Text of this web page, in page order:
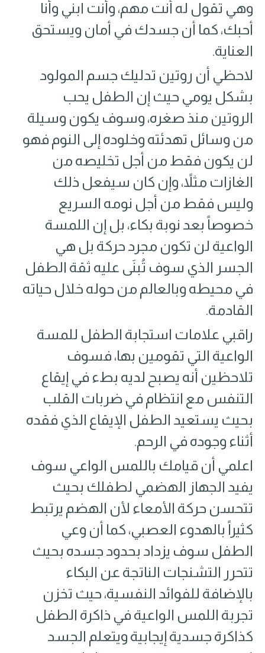
وهي تقول له أنت مهم، وأنت ابني وأنا
أحبك، كما أن جسدك في أمان ويستحق
العناية.
لاحظي أن روتين تدليك جسم المولود
بشكل يومي حيث إن الطفل يحب
الروتين منذ صغره، وسوف يكون وسيلة
من وسائل تهدئته وخلوده إلى النوم فهو
لن يكون فقط من أجل تخليصه من
الغازات مثلاً، وإن كان سيفعل ذلك
وليس فقط من أجل نومه السريع
خصوصاً بعد نوبة بكاء، بل إن اللمسة
الواعية لن تكون مجرد حركة بل هي
الجسر الذي سوف تُبنَى عليه ثقة الطفل
في محيطه وبالعالم من حوله خلال حياته
القادمة.
راقبي علامات استجابة الطفل للمسة
الواعية التي تقومين بها، فسوف
تلاحظين أنه يصبح لديه بطء في إيقاع
التنفس مع انتظام في ضربات القلب
بحيث يستعيد الطفل الإيقاع الذي فقده
أثناء وجوده في الرحم.
اعلمي أن قيامك باللمس الواعي سوف
يفيد الجهاز الهضمي لطفلك بحيث
تتحسن حركة الأمعاء لأن الهضم يرتبط
كثيراً بالهدوء العصبي، كما أن وعي
الطفل سوف يزداد بحدود جسده بحيث
تتحرر التشنجات الناتجة عن البكاء
بالإضافة للفوائد النفسية، حيث تخزن
تجربة اللمس الواعية في ذاكرة الطفل
كذاكرة جسدية إيجابية ويتعلم الجسد